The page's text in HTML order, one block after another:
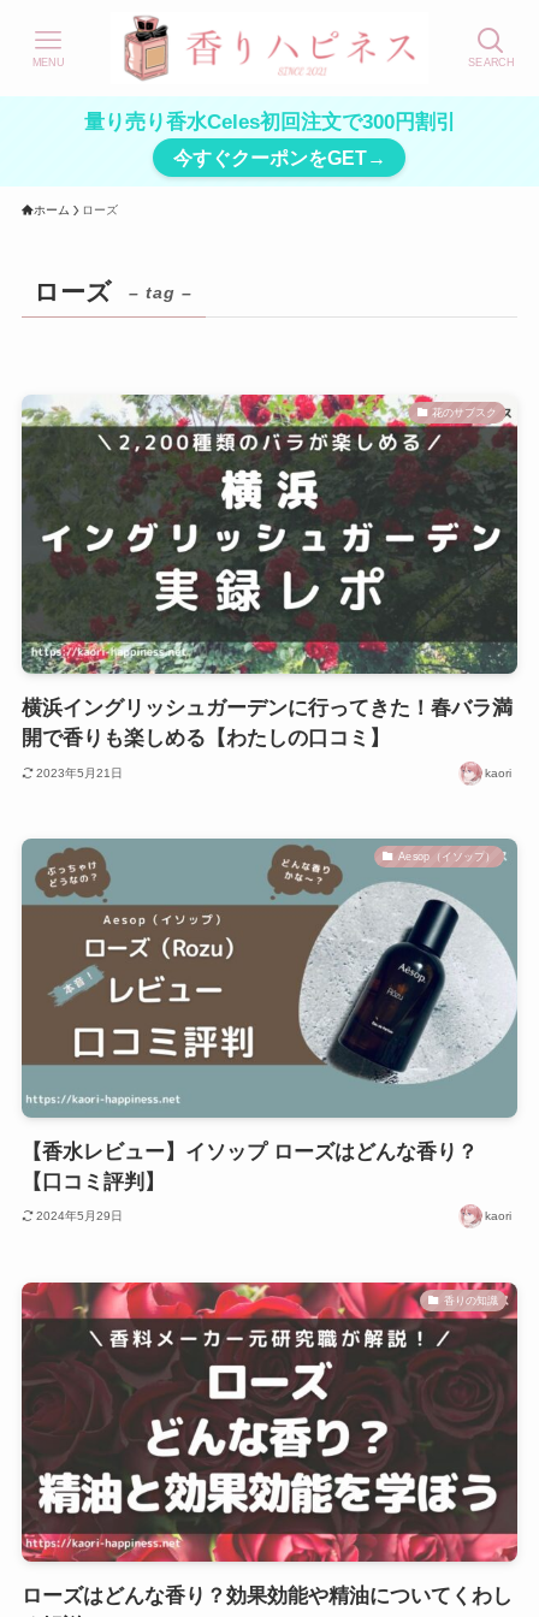
SEARCH
MENU
量り売り香水Celes初回注文で300円割引
今すぐクーポンをGET→
ホーム ローズ
ローズ – tag –
花のサブスク
横浜イングリッシュガーデンに行ってきた！春バラ満
開で香りも楽しめる【わたしの口コミ】
2023年5月21日 kaori
Aesop（イソップ）
【香水レビュー】イソップ ローズはどんな香り？
【口コミ評判】
2024年5月29日 kaori
香りの知識
ローズはどんな香り？効果効能や精油についてくわし